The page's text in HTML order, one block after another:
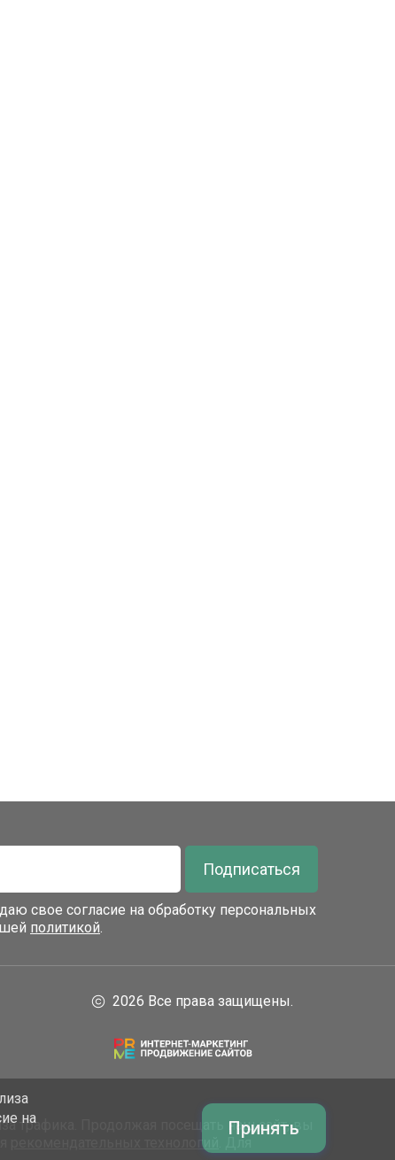
Подписаться
свое согласие на обработку персональных
политикой.
2026 Все права защищены.
трафика. Продолжая посещать наш сайт, вы
рекомендательных технологий
. Для
на
Принять